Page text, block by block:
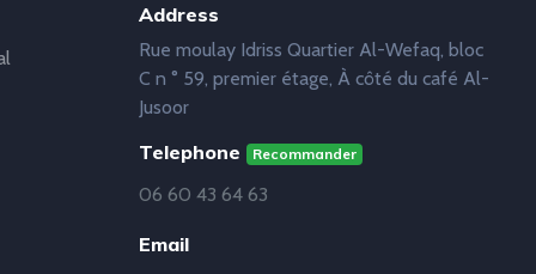
Address
Rue moulay Idriss Quartier Al-Wefaq, bloc
C n ° 59, premier étage, À côté du café Al-
Jusoor
Telephone Recommander
06 60 43 64 63
Email